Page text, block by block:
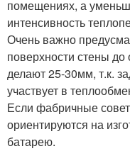
помещениях, а
интенсивность
Очень важно
поверхности стены до
делают 25-30мм, т.к.
участвует в
Если фабричные
ориентируются на
батарею.